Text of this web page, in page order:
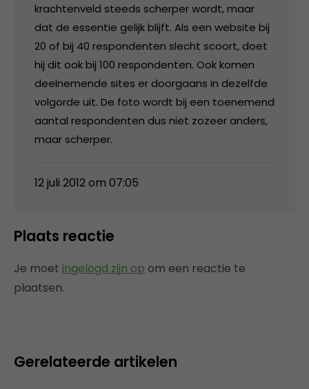
krachtenveld steeds scherper wordt, maar
dat de essentie gelijk blijft. Als een website bij
20 of bij 40 respondenten slecht scoort, doet
hij dit ook bij 100 respondenten. Ook komen
deelnemende sites er doorgaans in dezelfde
volgorde uit. De foto wordt bij een toenemend
aantal respondenten dus niet zozeer anders,
maar scherper.
12 juli 2012 om 07:05
Plaats reactie
Je moet ingelogd zijn op om een reactie te
plaatsen.
Gerelateerde artikelen